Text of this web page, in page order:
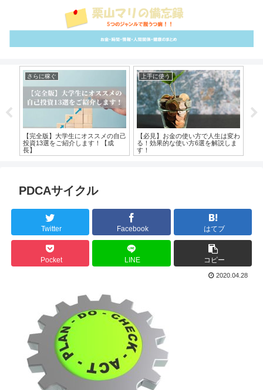
さらに稼ぐ
【完全版】大学生にオススメの自己
投資13選をご紹介します！【成
長】
上手に使う
【必見】お金の使い方で人生は変わ
る！効果的な使い方6選を解説しま
す！
PDCAサイクル
Twitter Facebook はてブ
Pocket LINE コピー
2020.04.28